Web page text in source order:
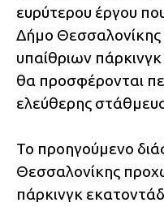
ευρύτερου έργου
Δήμο Θεσσαλονίκης
υπαίθριων πάρκινγκ
θα προσφέρονται
ελεύθερης
Το προηγούμενο
Θεσσαλονίκης
πάρκινγκ